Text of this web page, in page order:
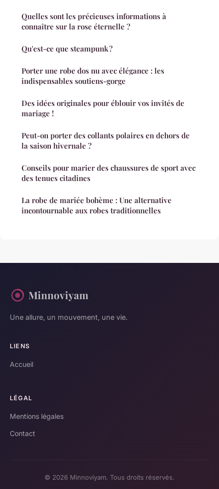
Quelles sont les précieuses informations à
connaître sur la rose éternelle ?
Qu'est-ce que steampunk ?
Porter une robe dos nu avec élégance : les
indispensables soutiens-gorge
Des idées originales pour éblouir vos invités de
mariage !
Peut-on porter des collants polaires en dehors de
la saison hivernale ?
Conseils pour marier des chaussures de sport avec
des tenues citadines
La robe de mariée bohème : Une alternative
incontournable aux robes traditionnelles
Minnoviyam
Une allure, un mouvement, une vie.
LIENS
Accueil
LÉGAL
Mentions légales
Contact
© 2026 Minnoviyam. Tous droits réservés.